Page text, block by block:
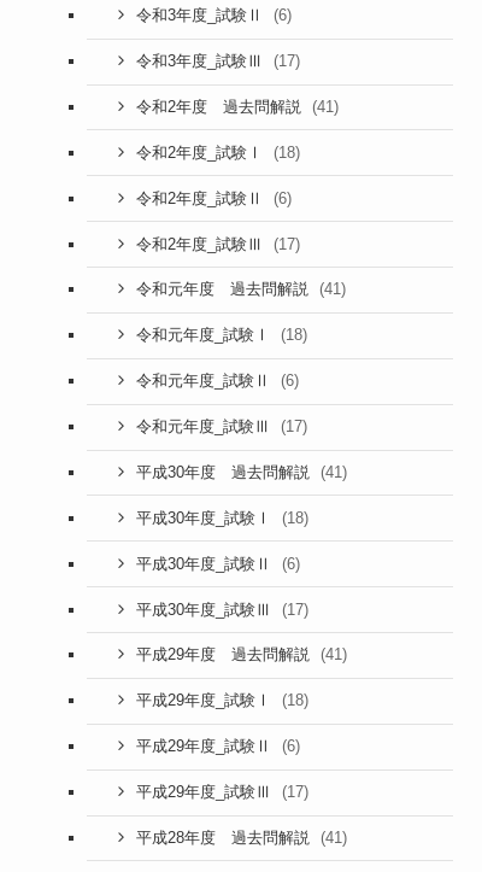
令和3年度_試験Ⅱ (6)
令和3年度_試験Ⅲ (17)
令和2年度 過去問解説 (41)
令和2年度_試験Ⅰ (18)
令和2年度_試験Ⅱ (6)
令和2年度_試験Ⅲ (17)
令和元年度 過去問解説 (41)
令和元年度_試験Ⅰ (18)
令和元年度_試験Ⅱ (6)
令和元年度_試験Ⅲ (17)
平成30年度 過去問解説 (41)
平成30年度_試験Ⅰ (18)
平成30年度_試験Ⅱ (6)
平成30年度_試験Ⅲ (17)
平成29年度 過去問解説 (41)
平成29年度_試験Ⅰ (18)
平成29年度_試験Ⅱ (6)
平成29年度_試験Ⅲ (17)
平成28年度 過去問解説 (41)